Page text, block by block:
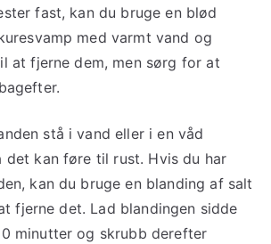
fast, kan du bruge en blød
med varmt vand og
at fjerne dem, men sørg for at
stå i vand eller i en våd
det kan føre til rust. Hvis du har
kan du bruge en blanding af salt
fjerne det. Lad blandingen sidde
minutter og skrubb derefter